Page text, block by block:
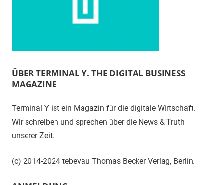
ÜBER TERMINAL Y. THE DIGITAL BUSINESS
MAGAZINE
Terminal Y ist ein Magazin für die digitale Wirtschaft.
Wir schreiben und sprechen über die News & Truth
unserer Zeit.
(c) 2014-2024 tebevau Thomas Becker Verlag, Berlin.